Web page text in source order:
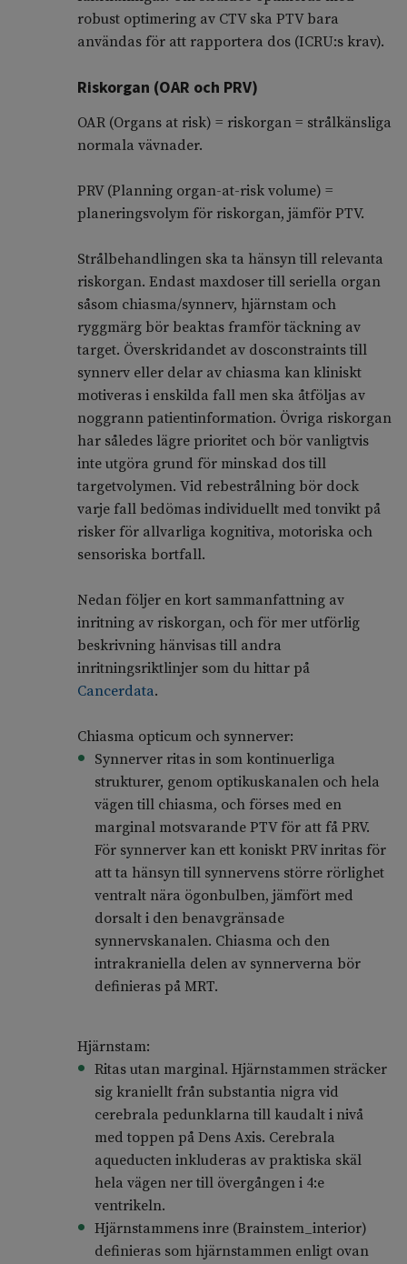
robust optimering av CTV ska PTV bara
användas för att rapportera dos (ICRU:s krav).
Riskorgan (OAR och PRV)
OAR (Organs at risk) = riskorgan = strålkänsliga
normala vävnader.
PRV (Planning organ-at-risk volume) =
planeringsvolym för riskorgan, jämför PTV.
Strålbehandlingen ska ta hänsyn till relevanta
riskorgan. Endast maxdoser till seriella organ
såsom chiasma/synnerv, hjärnstam och
ryggmärg bör beaktas framför täckning av
target. Överskridandet av dosconstraints till
synnerv eller delar av chiasma kan kliniskt
motiveras i enskilda fall men ska åtföljas av
noggrann patientinformation. Övriga riskorgan
har således lägre prioritet och bör vanligtvis
inte utgöra grund för minskad dos till
targetvolymen. Vid rebestrålning bör dock
varje fall bedömas individuellt med tonvikt på
risker för allvarliga kognitiva, motoriska och
sensoriska bortfall.
Nedan följer en kort sammanfattning av
inritning av riskorgan, och för mer utförlig
beskrivning hänvisas till andra
inritningsriktlinjer som du hittar på
Cancerdata.
Chiasma opticum och synnerver:
Synnerver ritas in som kontinuerliga
strukturer, genom optikuskanalen och hela
vägen till chiasma, och förses med en
marginal motsvarande PTV för att få PRV.
För synnerver kan ett koniskt PRV inritas för
att ta hänsyn till synnervens större rörlighet
ventralt nära ögonbulben, jämfört med
dorsalt i den benavgränsade
synnervskanalen. Chiasma och den
intrakraniella delen av synnerverna bör
definieras på MRT.
Hjärnstam:
Ritas utan marginal. Hjärnstammen sträcker
sig kraniellt från substantia nigra vid
cerebrala pedunklarna till kaudalt i nivå
med toppen på Dens Axis. Cerebrala
aqueducten inkluderas av praktiska skäl
hela vägen ner till övergången i 4:e
ventrikeln.
Hjärnstammens inre (Brainstem_interior)
definieras som hjärnstammen enligt ovan